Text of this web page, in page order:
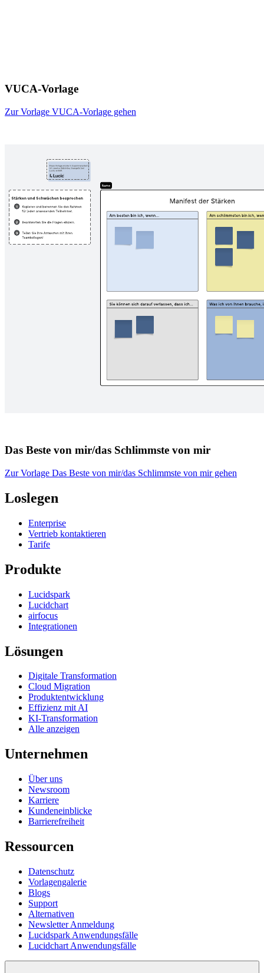
VUCA-Vorlage
Zur Vorlage VUCA-Vorlage gehen
Das Beste von mir/das Schlimmste von mir
Zur Vorlage Das Beste von mir/das Schlimmste von mir gehen
Loslegen
Enterprise
Vertrieb kontaktieren
Tarife
Produkte
Lucidspark
Lucidchart
airfocus
Integrationen
Lösungen
Digitale Transformation
Cloud Migration
Produktentwicklung
Effizienz mit AI
KI-Transformation
Alle anzeigen
Unternehmen
Über uns
Newsroom
Karriere
Kundeneinblicke
Barrierefreiheit
Ressourcen
Datenschutz
Vorlagengalerie
Blogs
Support
Alternativen
Newsletter Anmeldung
Lucidspark Anwendungsfälle
Lucidchart Anwendungsfälle